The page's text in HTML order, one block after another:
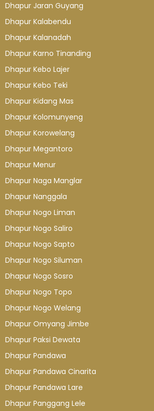
Dhapur Jaran Guyang
Dhapur Kalabendu
Dhapur Kalanadah
Dhapur Karno Tinanding
Dhapur Kebo Lajer
Dhapur Kebo Teki
Dhapur Kidang Mas
Dhapur Kolomunyeng
Dhapur Korowelang
Dhapur Megantoro
Dhapur Menur
Dhapur Naga Manglar
Dhapur Nanggala
Dhapur Nogo Liman
Dhapur Nogo Saliro
Dhapur Nogo Sapto
Dhapur Nogo Siluman
Dhapur Nogo Sosro
Dhapur Nogo Topo
Dhapur Nogo Welang
Dhapur Omyang Jimbe
Dhapur Paksi Dewata
Dhapur Pandawa
Dhapur Pandawa Cinarita
Dhapur Pandawa Lare
Dhapur Panggang Lele